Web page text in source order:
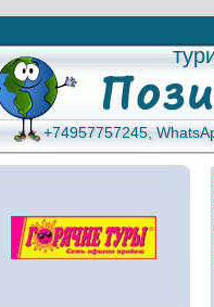
+74957757245,
+74957757245,